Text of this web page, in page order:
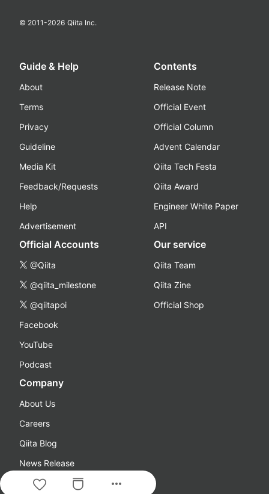
more_horiz
© 2011-2026 Qiita Inc.
Guide & Help
About
Terms
Privacy
Guideline
Media Kit
Feedback/Requests
Help
Advertisement
Contents
Release Note
Official Event
Official Column
Advent Calendar
Qiita Tech Festa
Qiita Award
Engineer White Paper
API
Official Accounts
@Qiita
@qiita_milestone
@qiitapoi
Facebook
YouTube
Podcast
Our service
Qiita Team
Qiita Zine
Official Shop
Company
About Us
Careers
Qiita Blog
News Release